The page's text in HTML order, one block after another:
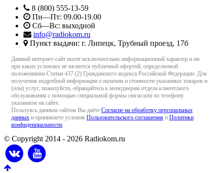
8 (800) 555-13-59
Пн—Пт: 09.00-19.00
Сб—Вс: выходной
info@radiokom.ru
Пункт выдачи: г. Липецк, Трубный проезд, 17б
Данный интернет-сайт носит исключительно информационный характер и ни
при каких условиях не является публичной офертой, определяемой
положениями Статьи 437 (2) Гражданского кодекса Российской Федерации. Для
получения подробной информации о наличии и стоимости указанных товаров и
(или) услуг, пожалуйста, обращайтесь к менеджерам отдела клиентского
обслуживания с помощью специальной формы связи или по телефону
указанном на сайте.
Пользуясь данным сайтом Вы даёте Согласие на обработку персональных
данных и принимаете условия Пользовательского соглашения и Политики
конфиденциальности
© Copyright 2014 - 2026 Radiokom.ru